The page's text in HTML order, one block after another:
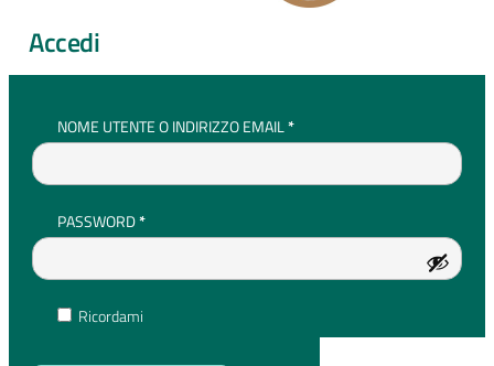
Accedi
NOME UTENTE O INDIRIZZO EMAIL*RICHIESTO
PASSWORD*RICHIESTO
Ricordami